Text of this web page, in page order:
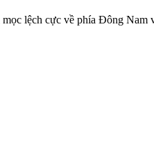
lệch cực về phía Đông Nam